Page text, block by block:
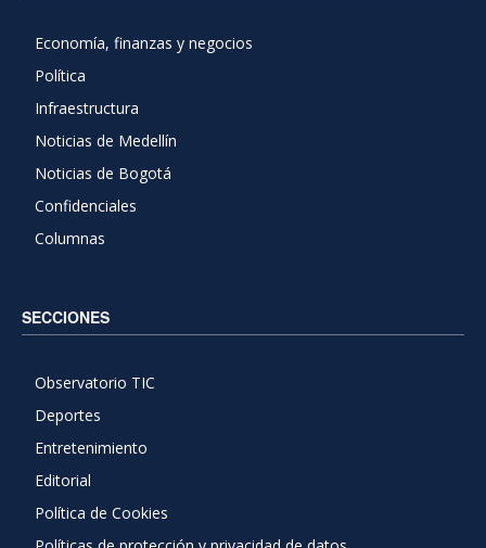
Economía, finanzas y negocios
Política
Infraestructura
Noticias de Medellín
Noticias de Bogotá
Confidenciales
Columnas
SECCIONES
Observatorio TIC
Deportes
Entretenimiento
Editorial
Política de Cookies